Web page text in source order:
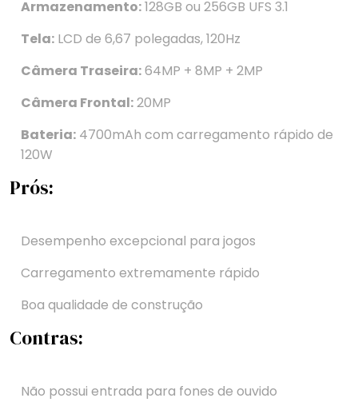
Armazenamento:128GB ou 256GB UFS 3.1
Tela: LCD de 6,67 polegadas, 120Hz
Câmera Traseira:64MP + 8MP + 2MP
Câmera Frontal:20MP
Bateria: 4700mAh com carregamento rápido de
120W
Prós:
Desempenho excepcional para jogos
Carregamento extremamente rápido
Boa qualidade de construção
Contras:
Não possui entrada para fones de ouvido